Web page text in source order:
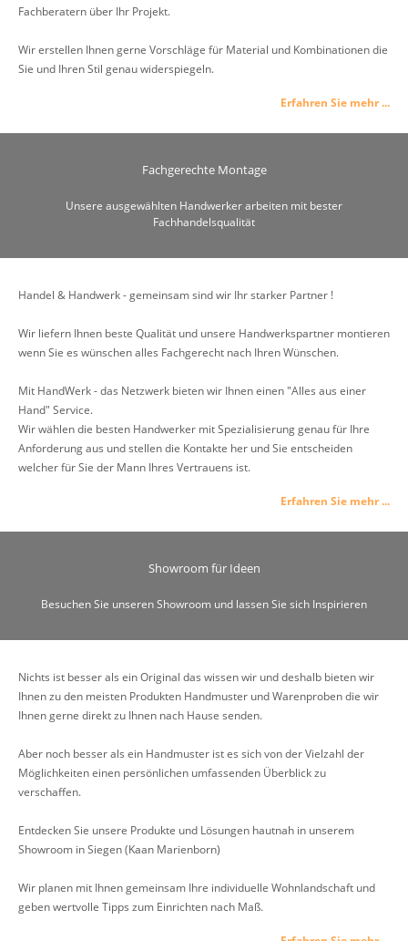
Fachberatern über Ihr Projekt.
Wir erstellen Ihnen gerne Vorschläge für Material und Kombinationen die
Sie und Ihren Stil genau widerspiegeln.
Erfahren Sie mehr ...
Fachgerechte Montage
Unsere ausgewählten Handwerker arbeiten mit bester
Fachhandelsqualität
Handel & Handwerk - gemeinsam sind wir Ihr starker Partner !
Wir liefern Ihnen beste Qualität und unsere Handwerkspartner montieren
wenn Sie es wünschen alles Fachgerecht nach Ihren Wünschen.
Mit HandWerk - das Netzwerk bieten wir Ihnen einen "Alles aus einer
Hand" Service.
Wir wählen die besten Handwerker mit Spezialisierung genau für Ihre
Anforderung aus und stellen die Kontakte her und Sie entscheiden
welcher für Sie der Mann Ihres Vertrauens ist.
Erfahren Sie mehr ...
Showroom für Ideen
Besuchen Sie unseren Showroom und lassen Sie sich Inspirieren
Nichts ist besser als ein Original das wissen wir und deshalb bieten wir
Ihnen zu den meisten Produkten Handmuster und Warenproben die wir
Ihnen gerne direkt zu Ihnen nach Hause senden.
Aber noch besser als ein Handmuster ist es sich von der Vielzahl der
Möglichkeiten einen persönlichen umfassenden Überblick zu
verschaffen.
Entdecken Sie unsere Produkte und Lösungen hautnah in unserem
Showroom in Siegen (Kaan Marienborn)
Wir planen mit Ihnen gemeinsam Ihre individuelle Wohnlandschaft und
geben wertvolle Tipps zum Einrichten nach Maß.